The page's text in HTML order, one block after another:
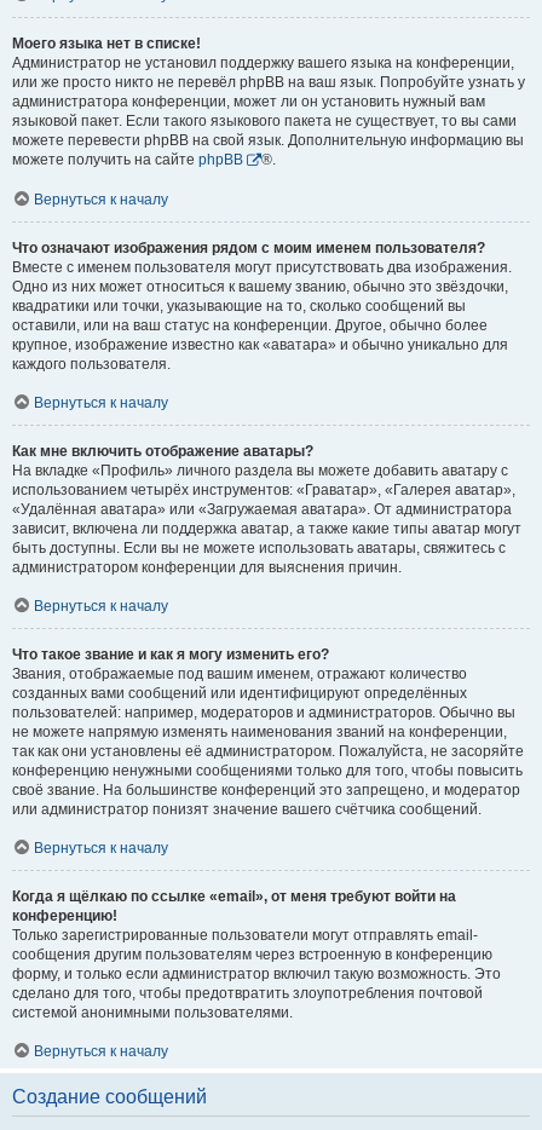
Моего языка нет в списке!
Администратор не установил поддержку вашего языка на конференции,
или же просто никто не перевёл phpBB на ваш язык. Попробуйте узнать у
администратора конференции, может ли он установить нужный вам
языковой пакет. Если такого языкового пакета не существует, то вы сами
можете перевести phpBB на свой язык. Дополнительную информацию вы
можете получить на сайте phpBB ®.
Вернуться к началу
Что означают изображения рядом с моим именем пользователя?
Вместе с именем пользователя могут присутствовать два изображения.
Одно из них может относиться к вашему званию, обычно это звёздочки,
квадратики или точки, указывающие на то, сколько сообщений вы
оставили, или на ваш статус на конференции. Другое, обычно более
крупное, изображение известно как «аватара» и обычно уникально для
каждого пользователя.
Вернуться к началу
Как мне включить отображение аватары?
На вкладке «Профиль» личного раздела вы можете добавить аватару с
использованием четырёх инструментов: «Граватар», «Галерея аватар»,
«Удалённая аватара» или «Загружаемая аватара». От администратора
зависит, включена ли поддержка аватар, а также какие типы аватар могут
быть доступны. Если вы не можете использовать аватары, свяжитесь с
администратором конференции для выяснения причин.
Вернуться к началу
Что такое звание и как я могу изменить его?
Звания, отображаемые под вашим именем, отражают количество
созданных вами сообщений или идентифицируют определённых
пользователей: например, модераторов и администраторов. Обычно вы
не можете напрямую изменять наименования званий на конференции,
так как они установлены её администратором. Пожалуйста, не засоряйте
конференцию ненужными сообщениями только для того, чтобы повысить
своё звание. На большинстве конференций это запрещено, и модератор
или администратор понизят значение вашего счётчика сообщений.
Вернуться к началу
Когда я щёлкаю по ссылке «email», от меня требуют войти на
конференцию!
Только зарегистрированные пользователи могут отправлять email-
сообщения другим пользователям через встроенную в конференцию
форму, и только если администратор включил такую возможность. Это
сделано для того, чтобы предотвратить злоупотребления почтовой
системой анонимными пользователями.
Вернуться к началу
Создание сообщений